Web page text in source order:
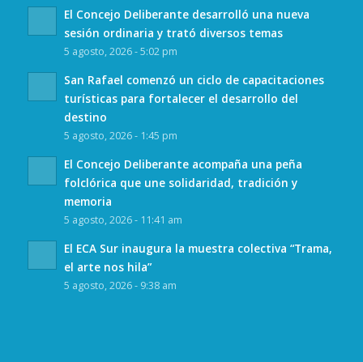
El Concejo Deliberante desarrolló una nueva
sesión ordinaria y trató diversos temas
5 agosto, 2026 - 5:02 pm
San Rafael comenzó un ciclo de capacitaciones
turísticas para fortalecer el desarrollo del
destino
5 agosto, 2026 - 1:45 pm
El Concejo Deliberante acompaña una peña
folclórica que une solidaridad, tradición y
memoria
5 agosto, 2026 - 11:41 am
El ECA Sur inaugura la muestra colectiva “Trama,
el arte nos hila”
5 agosto, 2026 - 9:38 am